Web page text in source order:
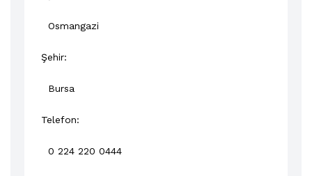
Osmangazi
Şehir:
Bursa
Telefon:
0 224 220 0444